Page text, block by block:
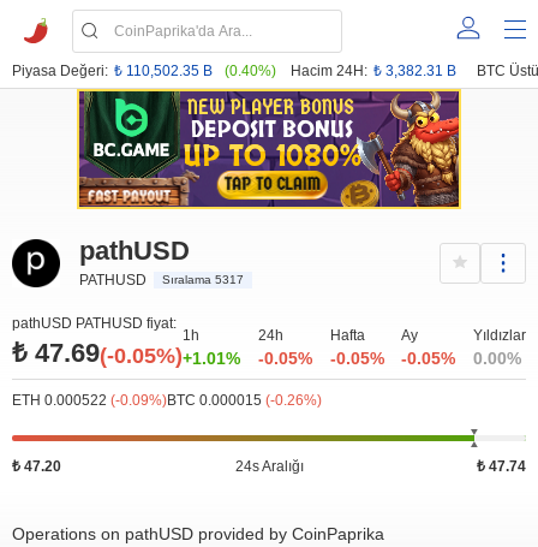
Piyasa Değeri: ₺ 110,502.35 B (0.40%) Hacim 24H: ₺ 3,382.31 B BTC
pathUSD
PATHUSD Sıralama 5317
pathUSD PATHUSD fiyat:
₺ 47.69(-0.05%)
1h
+1.01%
24h
-0.05%
Hafta
-0.05%
Ay
-0.05%
Yıldızlar
0.00%
ETH 0.000522 (-0.09%)BTC 0.000015 (-0.26%)
₺ 47.20 24s Aralığı ₺ 47.74
Operations on pathUSD provided by CoinPaprika